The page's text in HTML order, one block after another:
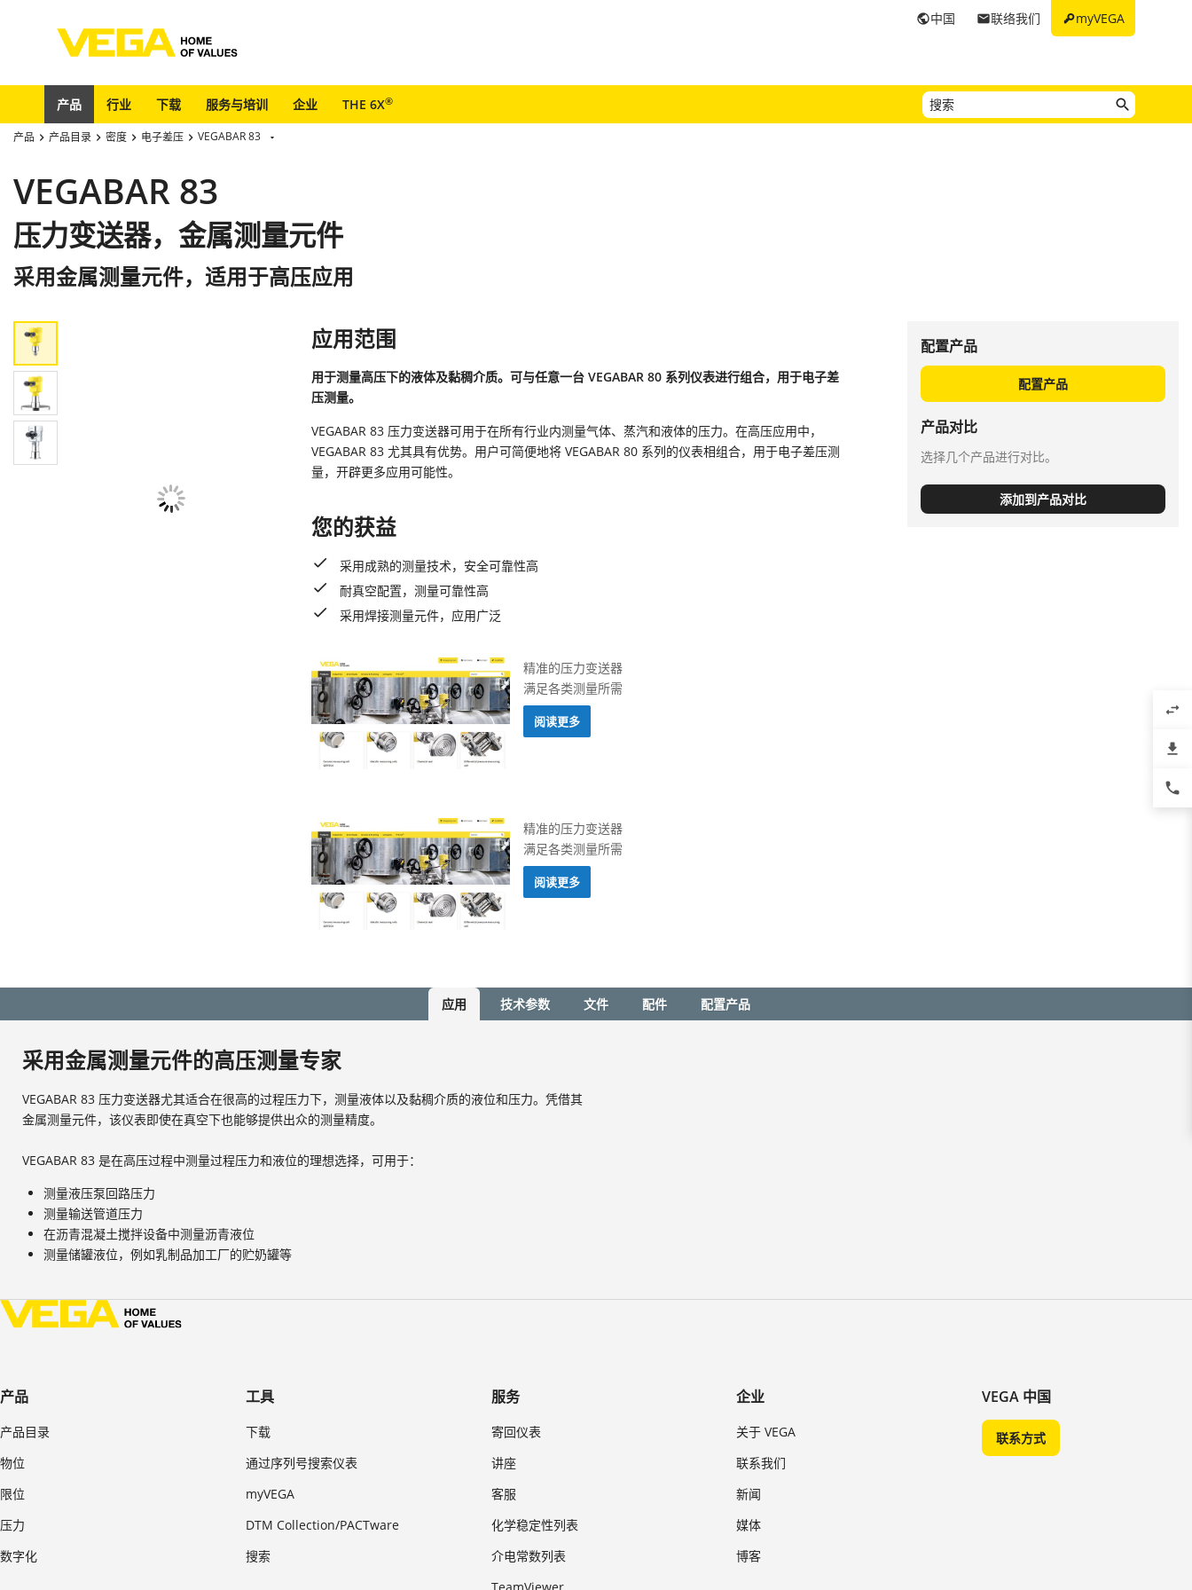
keymyVEGA
email联络我们
public中国
产品 行业 下载 服务与培训 企业 THE 6X®
产品 产品目录 密度 电子差压 VEGABAR 83
VEGABAR 83
压力变送器，金属测量元件
采用金属测量元件，适用于高压应用
应用范围
用于测量高压下的液体及黏稠介质。可与任意一台 VEGABAR 80 系列仪表进行组合，用于电子差
压测量。
VEGABAR 83 压力变送器可用于在所有行业内测量气体、蒸汽和液体的压力。在高压应用中，
VEGABAR 83 尤其具有优势。用户可简便地将 VEGABAR 80 系列的仪表相组合，用于电子差压测
量，开辟更多应用可能性。
您的获益
采用成熟的测量技术，安全可靠性高
耐真空配置，测量可靠性高
采用焊接测量元件，应用广泛
精准的压力变送器
满足各类测量所需
阅读更多
精准的压力变送器
满足各类测量所需
阅读更多
配置产品
配置产品
产品对比
选择几个产品进行对比。
添加到产品对比
应用 技术参数 文件 配件 配置产品
采用金属测量元件的高压测量专家
VEGABAR 83 压力变送器尤其适合在很高的过程压力下，测量液体以及黏稠介质的液位和压力。凭借其
金属测量元件，该仪表即使在真空下也能够提供出众的测量精度。
VEGABAR 83 是在高压过程中测量过程压力和液位的理想选择，可用于：
测量液压泵回路压力
测量输送管道压力
在沥青混凝土搅拌设备中测量沥青液位
测量储罐液位，例如乳制品加工厂的贮奶罐等
产品
产品目录
物位
限位
压力
数字化
工具
下载
通过序列号搜索仪表
myVEGA
DTM Collection/PACTware
搜索
服务
寄回仪表
讲座
客服
化学稳定性列表
介电常数列表
企业
关于 VEGA
联系我们
新闻
媒体
博客
VEGA 中国
联系方式
swap_horiz
file_download
phone